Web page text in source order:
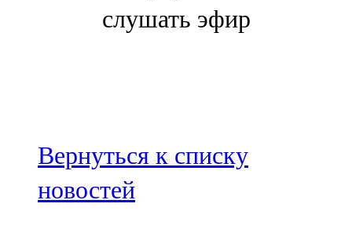
100,3 FM
Зәй
106,6 FM
слушать эфир
Вернуться к списку
новостей